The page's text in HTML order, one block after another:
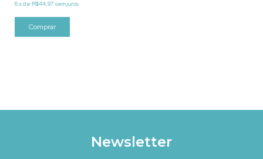
6xde R$44,97 sem juros
Newsletter